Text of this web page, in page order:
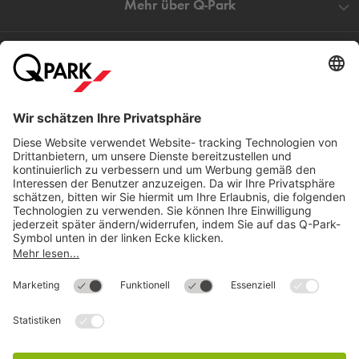
Mehr über Q-Park
Direkt zum
Download
Cookie Informationen
©